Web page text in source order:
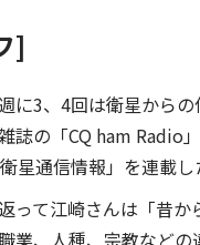
]
に3、4回は衛星から
誌の「CQ ham Radio
通信情報」を連載し
って江崎さんは「昔
、人種、宗教などの